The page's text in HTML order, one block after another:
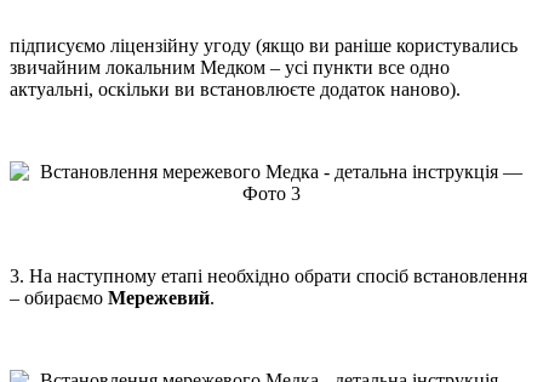
підписуємо ліцензійну угоду (якщо ви раніше користувались
звичайним локальним Медком – усі пункти все одно
актуальні, оскільки ви встановлюєте додаток наново).
3. На наступному етапі необхідно обрати спосіб встановлення
– обираємо Мережевий.